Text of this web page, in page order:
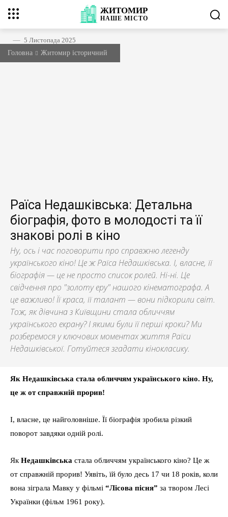
ЖИТОМИР
НАШЕМІСТО
5 Листопада 2025
Головна
Житомир історичний
Раїса Недашківська: Детальна
біографія, фото в молодості та її
знакові ролі в кіно
Ну, ось і час поговорити про справжню легенду
українського кіно! Це ж Раїса Недашківська. І, власне, її
біографія — це не просто список ролей. Ні-ні. Це
свідчення про "золоту еру" нашого кінематографа. А
це важливо! Її краса, її талант — вони підкорили світ.
Тож, як дівчина з Київщини стала обличчям
українського екрану? І якими були її перші кроки? Ми
розберемося у ключових моментах життя Раїси
Недашківської. Готуйтеся згадати кінокласику.
Як Недашківська стала обличчям українського кіно. Ну,
це ж от справжній прорив!
І, власне, це найголовніше. Її біографія зробила різкий
поворот завдяки одній ролі.
Як Недашківська стала обличчям українського кіно? Це ж
от справжній прорив! Уявіть, їй було десь 17 чи 18 років, коли
вона зіграла Мавку у фільмі “Лісова пісня” за твором Лесі
Українки (фільм 1961 року).